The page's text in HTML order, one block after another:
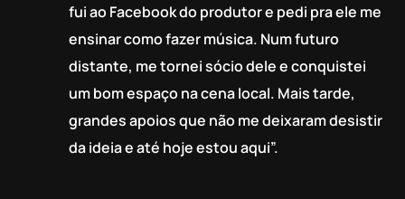
fui ao Facebook do produtor e pedi pra ele me
ensinar como fazer música. Num futuro
distante, me tornei sócio dele e conquistei
um bom espaço na cena local. Mais tarde,
grandes apoios que não me deixaram desistir
da ideia e até hoje estou aqui”.